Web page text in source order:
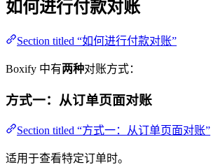
如何进行付款对账
Section titled “如何进行付款对账”
Boxify 中有两种对账方式：
方式一：从订单页面对账
Section titled “方式一：从订单页面对账”
适用于查看特定订单时。